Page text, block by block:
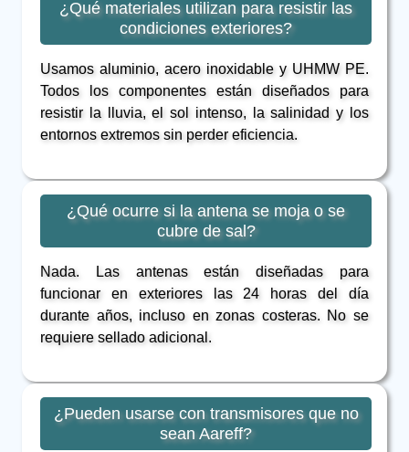
¿Qué materiales utilizan para resistir las
condiciones exteriores?
Usamos aluminio, acero inoxidable y UHMW PE.
Todos los componentes están diseñados para
resistir la lluvia, el sol intenso, la salinidad y los
entornos extremos sin perder eficiencia.
¿Qué ocurre si la antena se moja o se
cubre de sal?
Nada. Las antenas están diseñadas para
funcionar en exteriores las 24 horas del día
durante años, incluso en zonas costeras. No se
requiere sellado adicional.
¿Pueden usarse con transmisores que no
sean Aareff?